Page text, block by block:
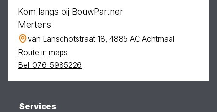
Kom langs bij BouwPartner
Mertens
van Lanschotstraat 18, 4885 AC Achtmaal
Route in maps
Bel: 076-5985226
Services